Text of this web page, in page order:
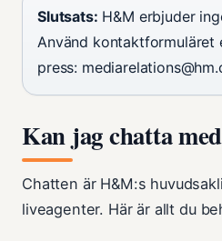
Slutsats: H&M erbjuder
Använd
press:
Kan jag chatta
Chatten är H&M:s
liveagenter. Här är allt du